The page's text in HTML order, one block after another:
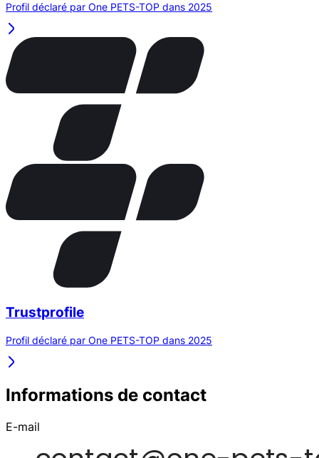
Profil déclaré par One PETS-TOP dans 2025
Trustprofile
Profil déclaré par One PETS-TOP dans 2025
Informations de contact
E-mail